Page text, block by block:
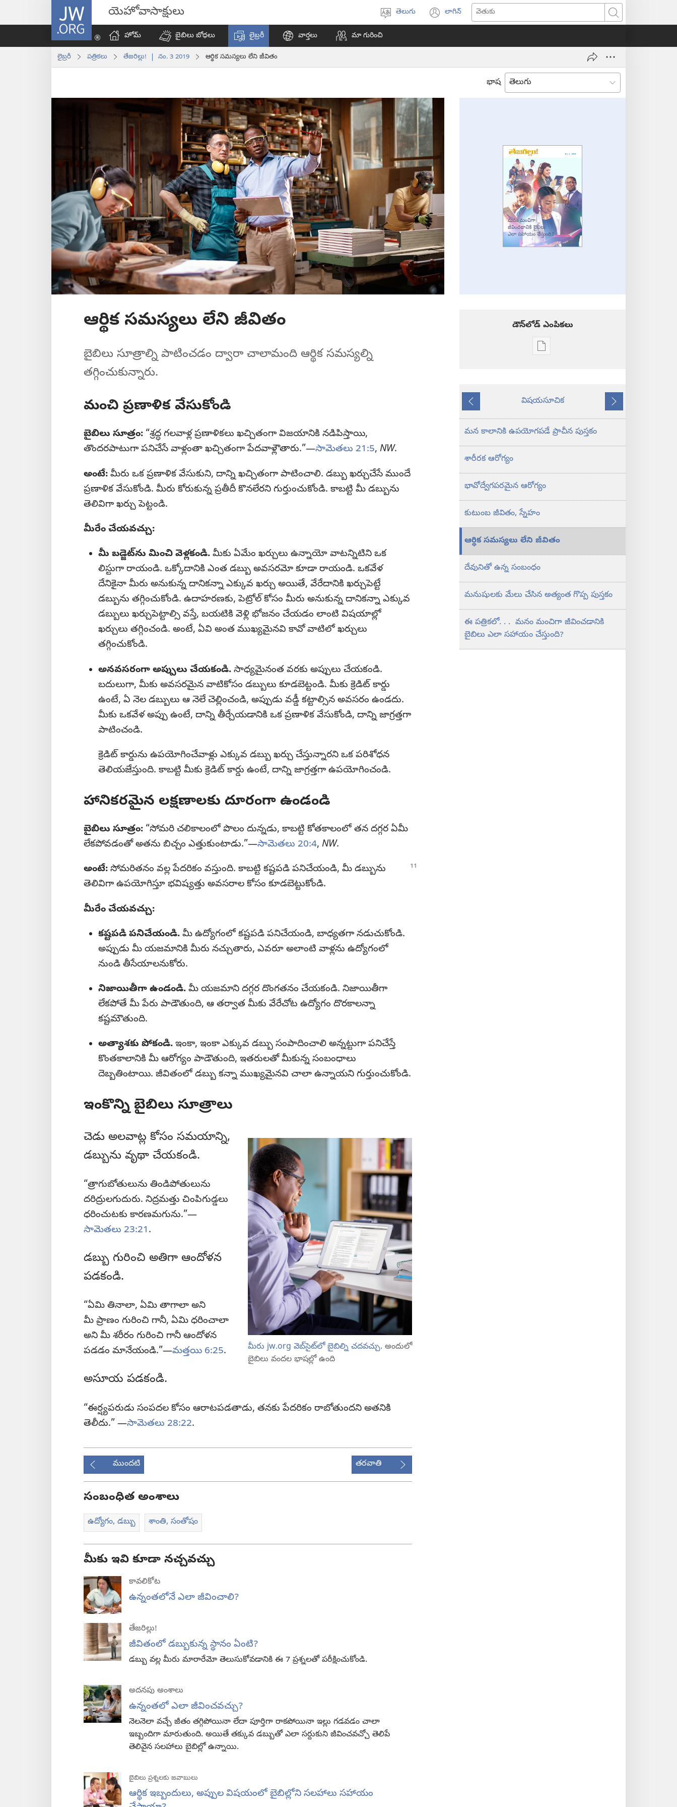
JW.ORG యెహోవాసాక్షులు
ఎంచుకోండి
తెలుగు లాగిన్
విండో
అవుతుంది)
వెతుకు
హోమ్‌
బైబిలు బోధలు లైబ్రరీ వార్తలు మా గురించి
లైబ్రరీ పత్రికలు తేజరిల్లు! | నం. 3 2019 ఆర్థిక సమస్యలు లేని జీవితం
భాష
ఆర్థిక సమస్యలు లేని జీవితం
బైబిలు సూత్రాల్ని పాటించడం ద్వారా చాలామంది ఆర్థిక సమస్యల్ని
తగ్గించుకున్నారు.
మంచి ప్రణాళిక వేసుకోండి
బైబిలు సూత్రం: “శ్రద్ధ గలవాళ్ల ప్రణాళికలు ఖచ్చితంగా విజయానికి నడిపిస్తాయి,
తొందరపాటుగా పనిచేసే వాళ్లంతా ఖచ్చితంగా పేదవాళ్లౌతారు.”—సామెతలు 21:5, NW.
అంటే:మీరు ఒక ప్రణాళిక వేసుకుని, దాన్ని ఖచ్చితంగా పాటించాలి. డబ్బు ఖర్చుచేసే ముందే
ప్రణాళిక వేసుకోండి. మీరు కోరుకున్న ప్రతీదీ కొనలేరని గుర్తుంచుకోండి. కాబట్టి మీ డబ్బును
తెలివిగా ఖర్చు పెట్టండి.
మీరేం చేయవచ్చు:
మీ బడ్జెట్‌ను మించి వెళ్లకండి.మీకు ఏమేం ఖర్చులు ఉన్నాయో వాటన్నిటిని ఒక
లిస్టుగా రాయండి. ఒక్కోదానికి ఎంత డబ్బు అవసరమో కూడా రాయండి. ఒకవేళ
దేనికైనా మీరు అనుకున్న దానికన్నా ఎక్కువ ఖర్చు అయితే, వేరేదానికి ఖర్చుపెట్టే
డబ్బును తగ్గించుకోండి. ఉదాహరణకు, పెట్రోల్‌ కోసం మీరు అనుకున్న దానికన్నా ఎక్కువ
డబ్బులు ఖర్చుపెట్టాల్సి వస్తే, బయటికి వెళ్లి భోజనం చేయడం లాంటి విషయాల్లో
ఖర్చులు తగ్గించండి. అంటే, ఏవి అంత ముఖ్యమైనవి కావో వాటిలో ఖర్చులు
తగ్గించుకోండి.
అనవసరంగా అప్పులు చేయకండి.సాధ్యమైనంత వరకు అప్పులు చేయకండి.
బదులుగా, మీకు అవసరమైన వాటికోసం డబ్బులు కూడబెట్టండి. మీకు క్రెడిట్‌ కార్డు
ఉంటే, ఏ నెల డబ్బులు ఆ నెలే చెల్లించండి, అప్పుడు వడ్డీ కట్టాల్సిన అవసరం ఉండదు.
మీకు ఒకవేళ అప్పు ఉంటే, దాన్ని తీర్చేయడానికి ఒక ప్రణాళిక వేసుకోండి, దాన్ని జాగ్రత్తగా
పాటించండి.
క్రెడిట్‌ కార్డును ఉపయోగించేవాళ్లు ఎక్కువ డబ్బు ఖర్చు చేస్తున్నారని ఒక పరిశోధన
తెలియజేస్తుంది. కాబట్టి మీకు క్రెడిట్‌ కార్డు ఉంటే, దాన్ని జాగ్రత్తగా ఉపయోగించండి.
హానికరమైన లక్షణాలకు దూరంగా ఉండండి
బైబిలు సూత్రం: “సోమరి చలికాలంలో పొలం దున్నడు, కాబట్టి కోతకాలంలో తన దగ్గర ఏమీ
లేకపోవడంతో అతను బిచ్చం ఎత్తుకుంటాడు.”—సామెతలు 20:4, NW.
అంటే:సోమరితనం వల్ల పేదరికం వస్తుంది. కాబట్టి కష్టపడి పనిచేయండి, మీ డబ్బును
తెలివిగా ఉపయోగిస్తూ భవిష్యత్తు అవసరాల కోసం కూడబెట్టుకోండి.
మీరేం చేయవచ్చు:
కష్టపడి పనిచేయండి.మీ ఉద్యోగంలో కష్టపడి పనిచేయండి, బాధ్యతగా నడుచుకోండి.
అప్పుడు మీ యజమానికి మీరు నచ్చుతారు, ఎవరూ అలాంటి వాళ్లను ఉద్యోగంలో
నుండి తీసేయాలనుకోరు.
నిజాయితీగా ఉండండి.మీ యజమాని దగ్గర దొంగతనం చేయకండి. నిజాయితీగా
లేకపోతే మీ పేరు పాడౌతుంది, ఆ తర్వాత మీకు వేరేచోట ఉద్యోగం దొరకాలన్నా
కష్టమౌతుంది.
అత్యాశకు పోకండి.ఇంకా, ఇంకా ఎక్కువ డబ్బు సంపాదించాలి అన్నట్టుగా పనిచేస్తే
కొంతకాలానికి మీ ఆరోగ్యం పాడౌతుంది, ఇతరులతో మీకున్న సంబంధాలు
దెబ్బతింటాయి. జీవితంలో డబ్బు కన్నా ముఖ్యమైనవి చాలా ఉన్నాయని గుర్తుంచుకోండి.
ఇంకొన్ని బైబిలు సూత్రాలు
మీరు jw.org వెబ్‌సైట్‌లో బైబిల్ని చదవచ్చు. అందులో
బైబిలు వందల భాషల్లో ఉంది
చెడు అలవాట్ల కోసం సమయాన్ని,
డబ్బును వృథా చేయకండి.
“త్రాగుబోతులును తిండిపోతులును
దరిద్రులగుదురు. నిద్రమత్తు చింపిగుడ్డలు
ధరించుటకు కారణమగును.”—
సామెతలు 23:21.
డబ్బు గురించి అతిగా ఆందోళన
పడకండి.
“ఏమి తినాలా, ఏమి తాగాలా అని
మీ ప్రాణం గురించి గానీ, ఏమి ధరించాలా
అని మీ శరీరం గురించి గానీ ఆందోళన
పడడం మానేయండి.”—మత్తయి 6:25.
అసూయ పడకండి.
“ఈర్ష్యపరుడు సంపదల కోసం ఆరాటపడతాడు, తనకు పేదరికం రాబోతుందని అతనికి
తెలీదు.” —సామెతలు 28:22.
ముందటి తరవాతి
సంబంధిత అంశాలు
ఉద్యోగం, డబ్బు శాంతి, సంతోషం
మీకు ఇవి కూడా నచ్చవచ్చు
కావలికోట
ఉన్నంతలోనే ఎలా జీవించాలి?
తేజరిల్లు!
జీవితంలో డబ్బుకున్న స్థానం ఏంటి?
డబ్బు వల్ల మీరు మారారేమో తెలుసుకోవడానికి ఈ 7 ప్రశ్నలతో పరీక్షించుకోండి.
అదనపు అంశాలు
ఉన్నంతలో ఎలా జీవించవచ్చు?
నెలనెలా వచ్చే జీతం తగ్గిపోయినా లేదా పూర్తిగా రాకపోయినా ఇల్లు గడవడం చాలా
ఇబ్బందిగా మారుతుంది. అయితే తక్కువ డబ్బుతో ఎలా సర్దుకుని జీవించవచ్చో తెలిపే
తెలివైన సలహాలు బైబిల్లో ఉన్నాయి.
బైబిలు ప్రశ్నలకు జవాబులు
ఆర్థిక ఇబ్బందులు, అప్పుల విషయంలో బైబిల్లోని సలహాలు సహాయం
డౌన్‌లోడ్‌ ఎంపికలు
ప్రచురణల
మనం
జీవించడానికి
ముందటి
విషయసూచిక
తరవాతి
మన కాలానికి ఉపయోగపడే ప్రాచీన పుస్తకం
శారీరక ఆరోగ్యం
భావోద్వేగపరమైన ఆరోగ్యం
కుటుంబ జీవితం, స్నేహం
ఆర్థిక సమస్యలు లేని జీవితం
దేవునితో ఉన్న సంబంధం
మనుషులకు మేలు చేసిన అత్యంత గొప్ప పుస్తకం
ఈ పత్రికలో. . . మనం మంచిగా జీవించడానికి
బైబిలు ఎలా సహాయం చేస్తుంది?